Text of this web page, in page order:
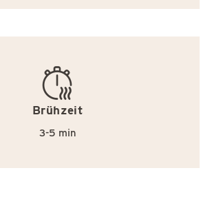
brewing_time
Brühzeit
3-5 min